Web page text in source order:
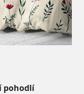
pohodlí